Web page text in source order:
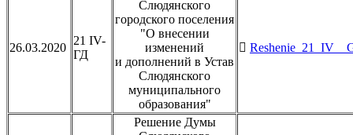
26.03.2020
21 IV-
ГД
Слюдянского
городского поселения
"О внесении
изменений
и дополнений в Устав
Слюдянского
муниципального
образования"
Решение Думы